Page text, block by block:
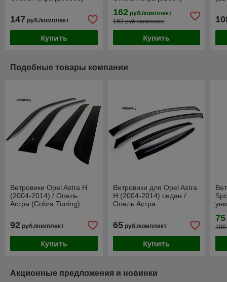
147 руб./комплект
Купить
162руб./комплект
182 руб./комплект
Купить
Подобные товары компании
Ветровики Opel Astra H
(2004-2014) / Опель
Астра (Cobra Tuning)
92 руб./комплект
Купить
Ветровики для Opel Astra
H (2004-2014) седан /
Опель Астра
65руб./комплект
Купить
75
100
Акционные предложения и новинки